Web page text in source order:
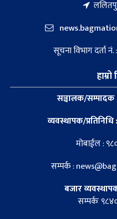
सूचना विभाग दर्ता
सञ्चालक/सम्पादक
व्यवस्थापक/प्रतिनिधि :
मोबाईल :
सम्पर्क :
बजार
सम्पर्कः